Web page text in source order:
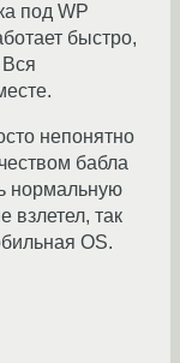
под WP
быстро,
Вся
непонятно
бабла
нормальную
взлетел, так
OS.